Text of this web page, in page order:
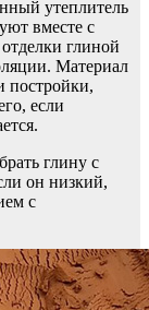
утеплитель
вместе с
глиной
Материал
постройки,
если
глину с
он низкий,
с